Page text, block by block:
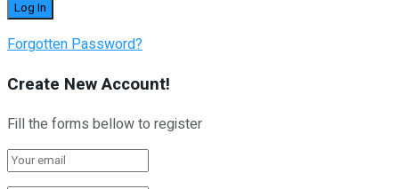
Forgotten Password?
Create New Account!
Fill the forms bellow to register